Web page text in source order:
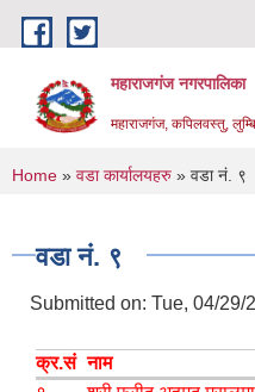
Skip to main content
महाराजगंज नगरपालिका
महाराजगंज, कपिलवस्तु,
You are here
Home » वडा कार्यालयहरु » वडा नं. ९
वडा नं. ९
Submitted on: Tue, 04/29/
क्र.सं नाम